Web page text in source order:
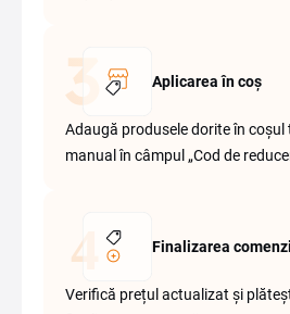
Aplicarea în coș
Adaugă produsele dorite în coșul
manual în câmpul „Cod de
Finalizarea
Verifică prețul actualizat și